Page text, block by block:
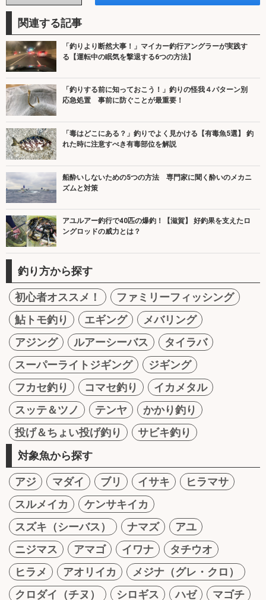
関連する記事
「釣りより断然大事！」マイカー釣行アングラーが実践す
る【運転中の眠気を撃退する6つの方法】
「釣りする前に知っておこう！」釣りの怪我４パターン別
応急処置 事前に防ぐことが最重要！
「毒はどこにある？」釣りでよく見かける【有毒魚5選】 釣
れた時に注意すべき有毒部位を解説
船酔いしないための5つの方法 専門家に聞く酔いのメカニ
ズムと対策
アユルアー釣行で40匹の爆釣！【滋賀】 好釣果を支えたロ
ングロッドの威力とは？
釣り方から探す
初心者オススメ！
ファミリーフィッシング
鮎トモ釣り
エギング
メバリング
アジング
ルアーシーバス
タイラバ
スーパーライトジギング
ジギング
フカセ釣り
コマセ釣り
イカメタル
スッテ＆ツノ
テンヤ
かかり釣り
投げ＆ちょい投げ釣り
サビキ釣り
対象魚から探す
アジ マダイ ブリ イサキ
ヒラマサ
スルメイカ
ケンサキイカ
スズキ（シーバス）
ナマズ
アユ
ニジマス
アマゴ イワナ
タチウオ
ヒラメ
アオリイカ
メジナ（グレ・クロ）
クロダイ（チヌ）
シロギス ハゼ
マゴチ